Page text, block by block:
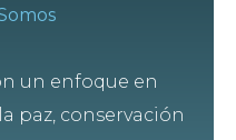
un enfoque en
paz, conservación